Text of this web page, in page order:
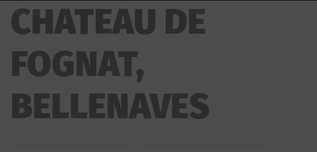
CHATEAU DE
FOGNAT,
BELLENAVES